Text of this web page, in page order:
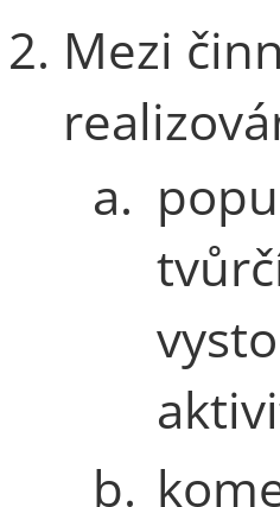
Mezi
a.
b.